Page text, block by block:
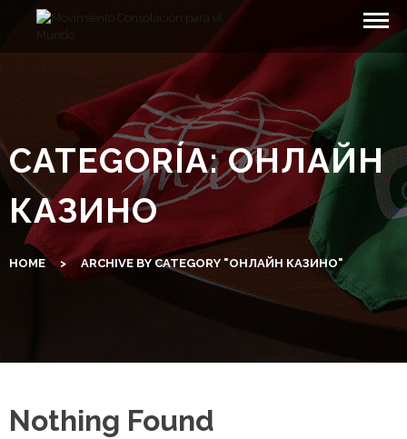
content
CATEGORÍA:ОНЛАЙН
КАЗИНО
HOME > ARCHIVE BY CATEGORY "ОНЛАЙН КАЗИНО"
Nothing Found